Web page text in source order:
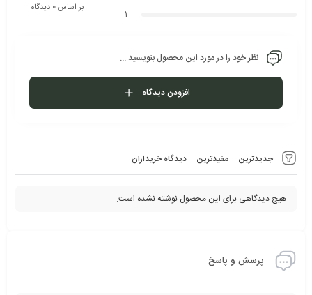
جدیدترین مفیدترین دیدگاه خریداران
هیچ دیدگاهی برای این محصول نوشته نشده است.
1
بر اساس 0 دیدگاه
نظر خود را در مورد این محصول بنویسید ...
افزودن دیدگاه
پرسش و پاسخ